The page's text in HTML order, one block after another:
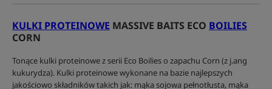
KULKI PROTEINOWE MASSIVE BAITS ECO BOILIES
CORN
Tonące kulki proteinowe z serii Eco Boilies o zapachu Corn (z j.ang
kukurydza). Kulki proteinowe wykonane na bazie najlepszych
jakościowo składników takich jak: mąka sojowa pełnotłusta, mąka